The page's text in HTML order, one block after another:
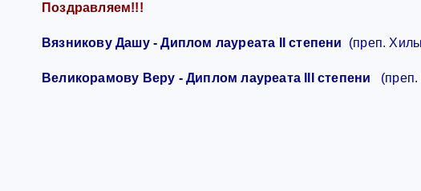
Поздравляем!!!
Вязникову Дашу - Диплом лауреата II степени (преп.
Великорамову Веру - Диплом лауреата III степени